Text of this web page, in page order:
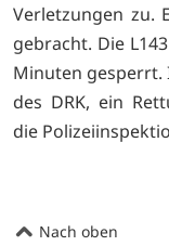
Verletzungen zu.
gebracht. Die
Minuten gesperrt.
des DRK, ein
die
Nach oben